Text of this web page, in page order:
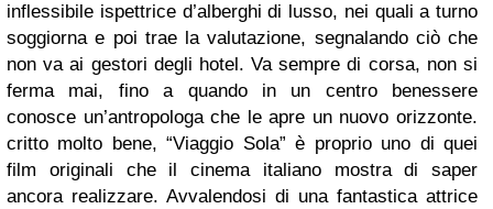
inflessibile ispettrice d’alberghi di lusso, nei quali a turno
soggiorna e poi trae la valutazione, segnalando ciò che
non va ai gestori degli hotel. Va sempre di corsa, non si
ferma mai, fino a quando in un centro benessere
conosce un’antropologa che le apre un nuovo orizzonte.
critto molto bene, “Viaggio Sola” è proprio uno di quei
film originali che il cinema italiano mostra di saper
ancora realizzare. Avvalendosi di una fantastica attrice